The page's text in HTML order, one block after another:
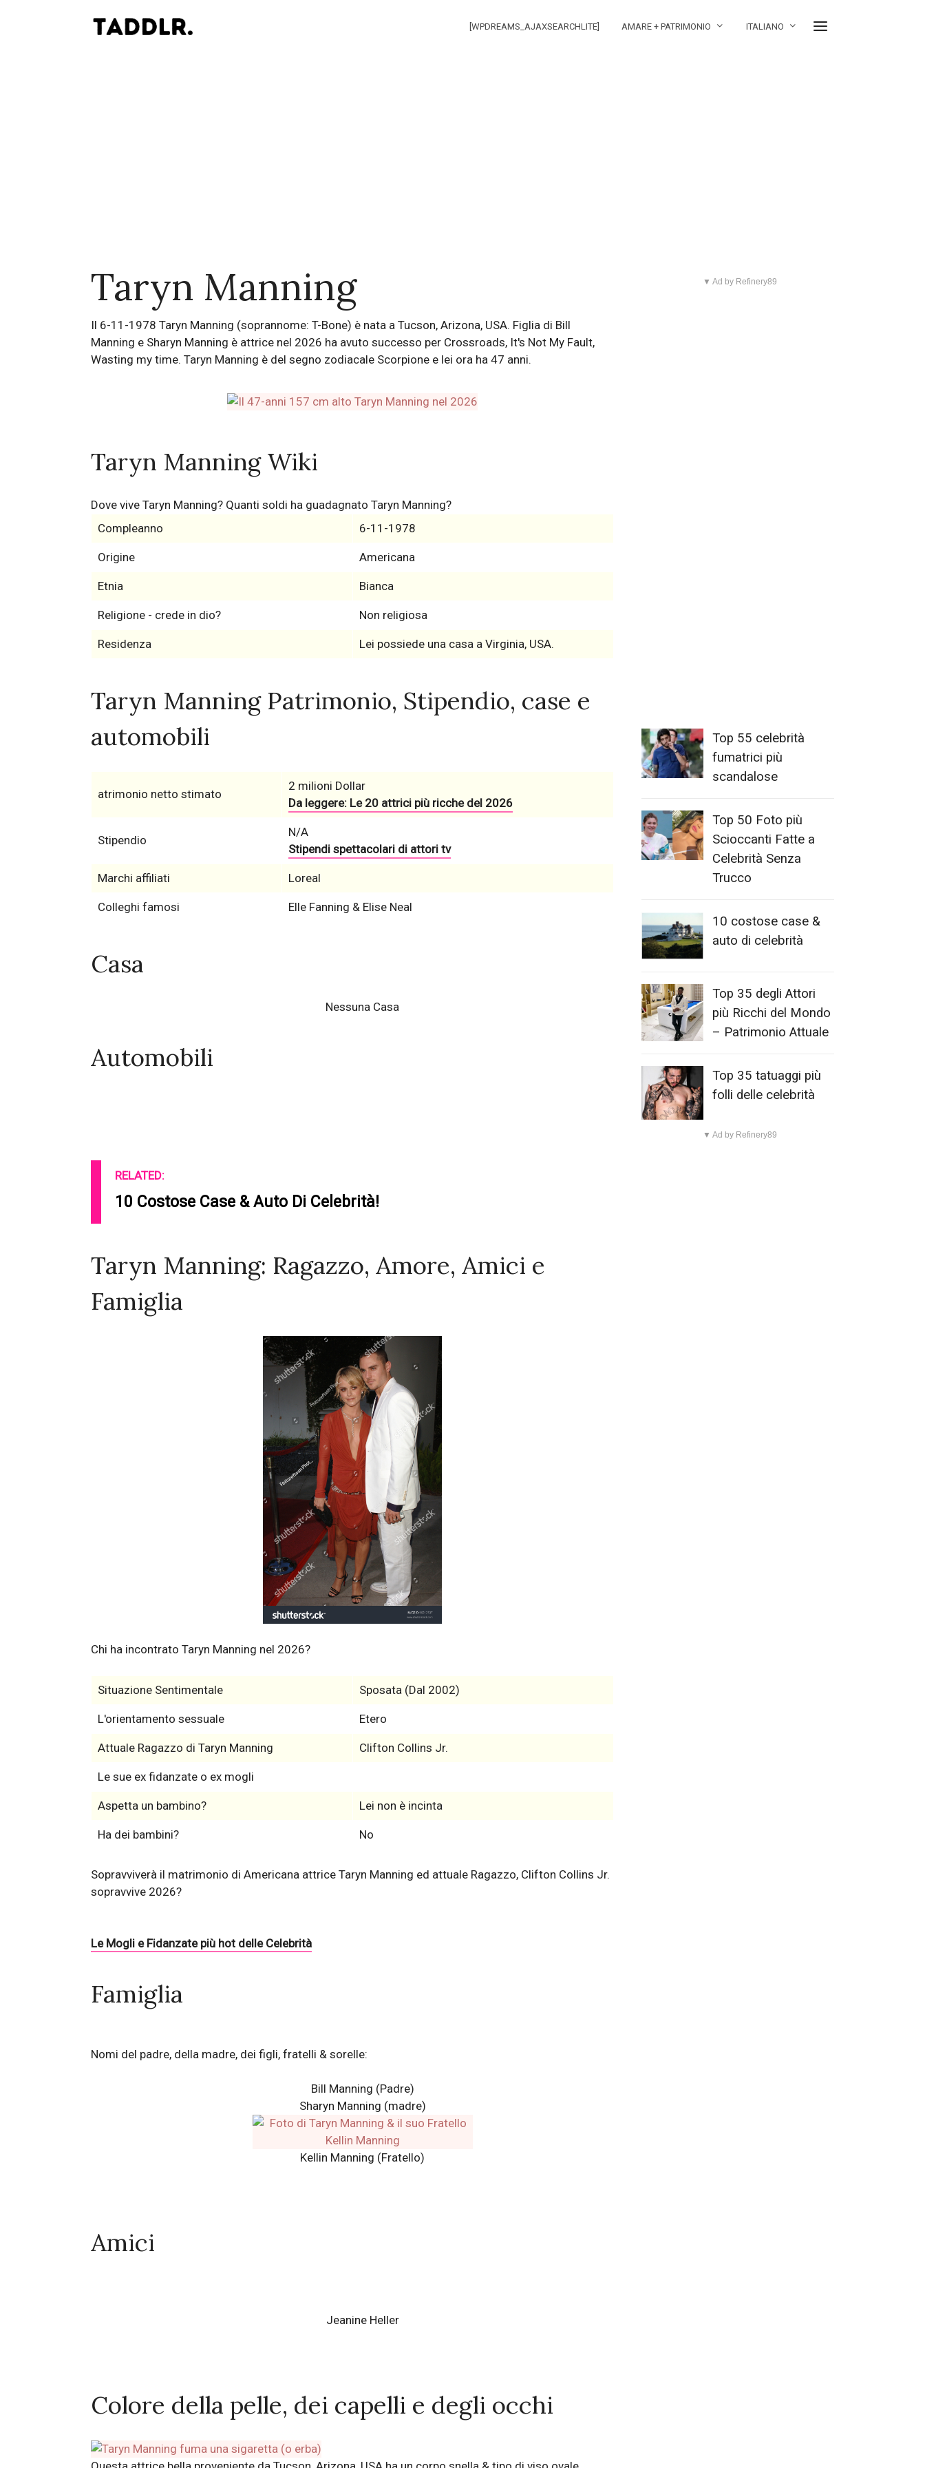
[WPDREAMS_AJAXSEARCHLITE] AMARE + PATRIMONIO ITALIANO
Taryn Manning
Il 6-11-1978 Taryn Manning (soprannome: T-Bone) è nata a Tucson, Arizona, USA. Figlia di Bill
Manning e Sharyn Manning è attrice nel 2026 ha avuto successo per Crossroads, It's Not My Fault,
Wasting my time. Taryn Manning è del segno zodiacale Scorpione e lei ora ha 47 anni.
Taryn Manning Wiki
Dove vive Taryn Manning? Quanti soldi ha guadagnato Taryn Manning?
Compleanno
6-11-1978
Origine Americana
Etnia Bianca
Religione - crede in dio? Non religiosa
Residenza Lei possiede una casa a Virginia, USA.
Taryn Manning Patrimonio, Stipendio, case e
automobili
atrimonio netto stimato
2 milioni Dollar
Da leggere: Le 20 attrici più ricche del 2026
Stipendio
N/A
Stipendi spettacolari di attori tv
Marchi affiliati Loreal
Colleghi famosi Elle Fanning & Elise Neal
Casa
Nessuna Casa
Automobili
RELATED:
10 Costose Case & Auto Di Celebrità!
Taryn Manning: Ragazzo, Amore, Amici e
Famiglia
Chi ha incontrato Taryn Manning nel 2026?
Situazione Sentimentale Sposata (Dal 2002)
L'orientamento sessuale Etero
Attuale Ragazzo di Taryn Manning Clifton Collins Jr.
Le sue ex fidanzate o ex mogli
Aspetta un bambino? Lei non è incinta
Ha dei bambini? No
Sopravviverà il matrimonio di Americana attrice Taryn Manning ed attuale Ragazzo, Clifton Collins Jr.
sopravvive 2026?
Le Mogli e Fidanzate più hot delle Celebrità
Famiglia
Nomi del padre, della madre, dei figli, fratelli & sorelle:
Bill Manning (Padre)
Sharyn Manning (madre)
Kellin Manning (Fratello)
Amici
Jeanine Heller
Colore della pelle, dei capelli e degli occhi
▼ Ad by Refinery89
Top 55 celebrità
fumatrici più
scandalose
Top 50 Foto più
Scioccanti Fatte a
Celebrità Senza
Trucco
10 costose case &
auto di celebrità
Top 35 degli Attori
più Ricchi del Mondo
– Patrimonio Attuale
Top 35 tatuaggi più
folli delle celebrità
▼ Ad by Refinery89